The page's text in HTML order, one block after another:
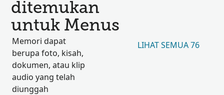
ditemukan
untuk Menus
Memori dapat
berupa foto, kisah,
dokumen, atau klip
audio yang telah
diunggah
LIHAT SEMUA 76